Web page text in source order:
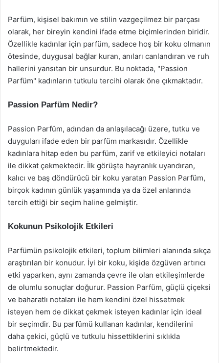
Parfüm, kişisel bakımın ve stilin vazgeçilmez bir parçası
olarak, her bireyin kendini ifade etme biçimlerinden biridir.
Özellikle kadınlar için parfüm, sadece hoş bir koku olmanın
ötesinde, duygusal bağlar kuran, anıları canlandıran ve ruh
hallerini yansıtan bir unsurdur. Bu noktada, "Passion
Parfüm" kadınların tutkulu tercihi olarak öne çıkmaktadır.
Passion Parfüm Nedir?
Passion Parfüm, adından da anlaşılacağı üzere, tutku ve
duyguları ifade eden bir parfüm markasıdır. Özellikle
kadınlara hitap eden bu parfüm, zarif ve etkileyici notaları
ile dikkat çekmektedir. İlk görüşte hayranlık uyandıran,
kalıcı ve baş döndürücü bir koku yaratan Passion Parfüm,
birçok kadının günlük yaşamında ya da özel anlarında
tercih ettiği bir seçim haline gelmiştir.
Kokunun Psikolojik Etkileri
Parfümün psikolojik etkileri, toplum bilimleri alanında sıkça
araştırılan bir konudur. İyi bir koku, kişide özgüven artırıcı
etki yaparken, aynı zamanda çevre ile olan etkileşimlerde
de olumlu sonuçlar doğurur. Passion Parfüm, güçlü çiçeksi
ve baharatlı notaları ile hem kendini özel hissetmek
isteyen hem de dikkat çekmek isteyen kadınlar için ideal
bir seçimdir. Bu parfümü kullanan kadınlar, kendilerini
daha çekici, güçlü ve tutkulu hissettiklerini sıklıkla
belirtmektedir.